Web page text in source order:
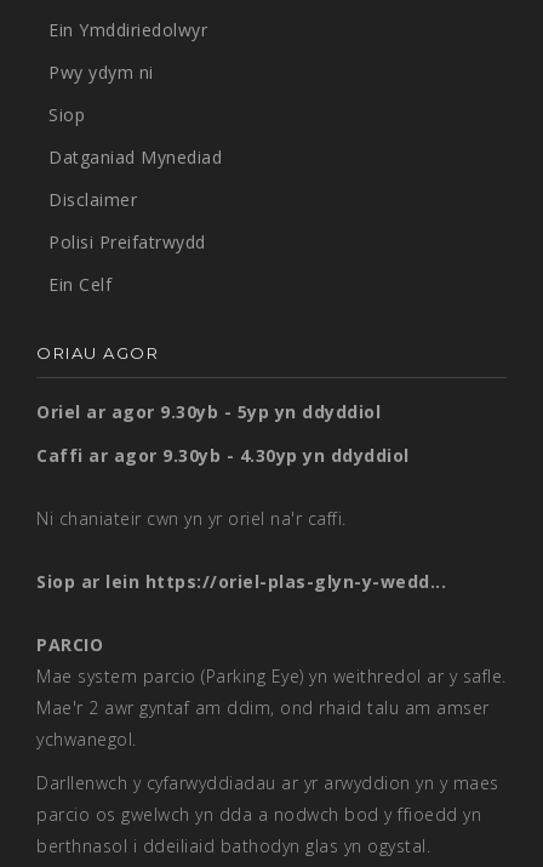
Ein Ymddiriedolwyr
Pwy ydym ni
Siop
Datganiad Mynediad
Disclaimer
Polisi Preifatrwydd
Ein Celf
ORIAU AGOR
Oriel ar agor 9.30yb - 5yp yn ddyddiol
Caffi ar agor 9.30yb - 4.30yp yn ddyddiol
Ni chaniateir cwn yn yr oriel na'r caffi.
Siop ar lein https://oriel-plas-glyn-y-wedd...
PARCIO
Mae system parcio (Parking Eye) yn weithredol ar y safle.
Mae'r 2 awr gyntaf am ddim, ond rhaid talu am amser
ychwanegol.
Darllenwch y cyfarwyddiadau ar yr arwyddion yn y maes
parcio os gwelwch yn dda a nodwch bod y ffioedd yn
berthnasol i ddeiliaid bathodyn glas yn ogystal.